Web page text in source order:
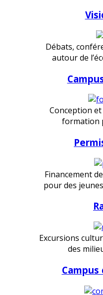
Débats,
autour de
Conception
formation
Financement
pour des
Excursions
des